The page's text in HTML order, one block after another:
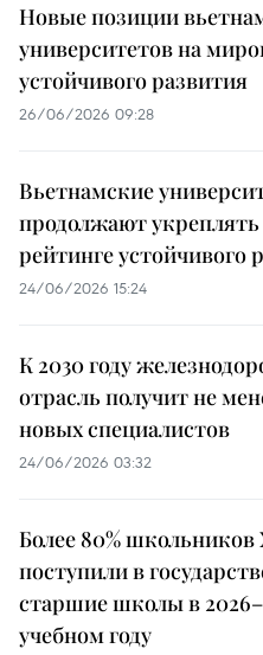
Новые позиции
университетов на
устойчивого развития
26/06/2026 09:28
Вьетнамские
продолжают
рейтинге устойчивого
24/06/2026 15:24
К 2030 году
отрасль получит не
новых специалистов
24/06/2026 03:32
Более 80% школьников
поступили в
старшие школы в
учебном году